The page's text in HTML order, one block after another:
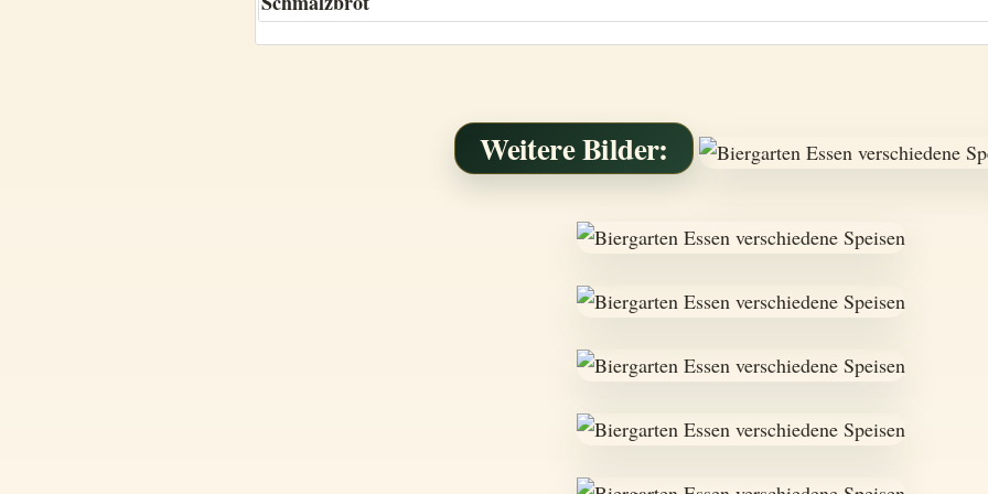
Weitere Bilder: